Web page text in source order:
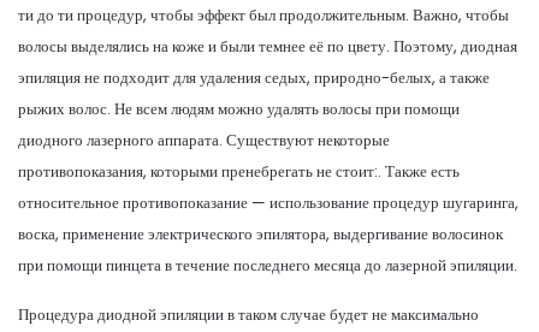
ти до ти процедур, чтобы эффект был продолжительным. Важно, чтобы
волосы выделялись на коже и были темнее её по цвету. Поэтому, диодная
эпиляция не подходит для удаления седых, природно-белых, а также
рыжих волос. Не всем людям можно удалять волосы при помощи
диодного лазерного аппарата. Существуют некоторые
противопоказания, которыми пренебрегать не стоит:. Также есть
относительное противопоказание — использование процедур шугаринга,
воска, применение электрического эпилятора, выдергивание волосинок
при помощи пинцета в течение последнего месяца до лазерной эпиляции.
Процедура диодной эпиляции в таком случае будет не максимально